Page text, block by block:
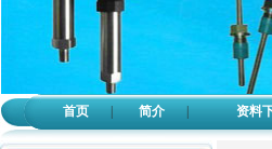
首页 简介 资料